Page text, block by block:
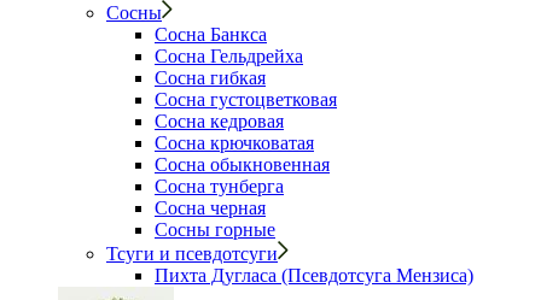
Сосны
Сосна Банкса
Сосна Гельдрейха
Сосна гибкая
Сосна густоцветковая
Сосна кедровая
Сосна крючковатая
Сосна обыкновенная
Сосна тунберга
Сосна черная
Сосны горные
Тсуги и псевдотсуги
Пихта Дугласа (Псевдотсуга Мензиса)